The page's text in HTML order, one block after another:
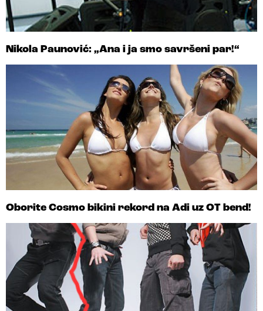
Nikola Paunović: „Ana i ja smo savršeni par!“
Oborite Cosmo bikini rekord na Adi uz OT bend!